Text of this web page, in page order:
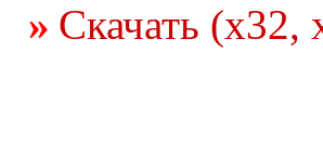
Скачать (x32,